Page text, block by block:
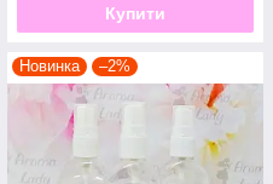
Купити
Новинка –2%